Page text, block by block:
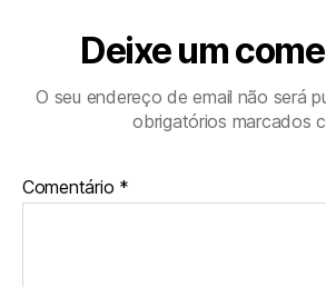
Deixe um
O seu endereço de email não será
obrigatórios marcados
Comentário *